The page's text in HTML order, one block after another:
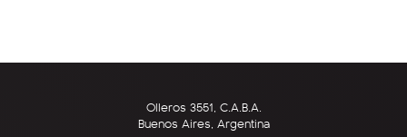
Olleros 3551, C.A.B.A.
Buenos Aires, Argentina